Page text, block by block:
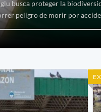
busca proteger la
peligro de morir por